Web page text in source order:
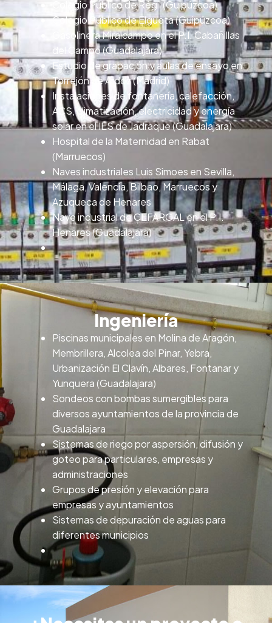
Colegio Público de Régil (Guipúzcoa)
Colegio Público de Elgueta (Guipúzcoa)
Gasolinera Miralcampo en el P.I. Cabañillas
del Campo (Guadalajara)
Estudio de grabación y aulas de ensayo en
Torrejón de Ardoz (Madrid)
Instalaciones de fontanería, calefacción,
ACS, climatización, electricidad y energía
solar en el IES de Jadraque (Guadalajara)
Hospital de la Maternidad en Rabat
(Marruecos)
Naves industriales Luis Simoes en Sevilla,
Málaga, Valencia, Bilbao, Marruecos y
Azuqueca de Henares
Nave industrial de CEFARGAL en el P.I.
Henares (Guadalajara)
Ingeniería
Piscinas municipales en Molina de Aragón,
Membrillera, Alcolea del Pinar, Yebra,
Urbanización El Clavín, Albares, Fontanar y
Yunquera (Guadalajara)
Sondeos con bombas sumergibles para
diversos ayuntamientos de la provincia de
Guadalajara
Sistemas de riego por aspersión, difusión y
goteo para particulares, empresas y
administraciones
Grupos de presión y elevación para
empresas y ayuntamientos
Sistemas de depuración de aguas para
diferentes municipios